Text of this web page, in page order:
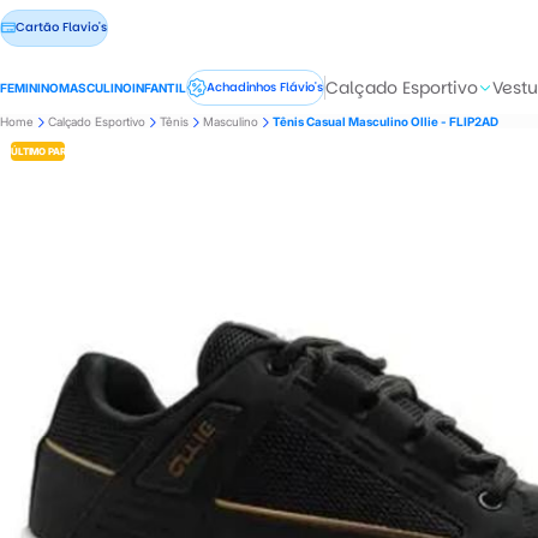
Cartão Flavio's
FEMININOMASCULINOINFANTIL Achadinhos Flávio'sCalçado Esportivo
Home Calçado Esportivo Tênis Masculino Tênis Casual Masculino Ollie - FLIP2AD
ÚLTIMO PAR